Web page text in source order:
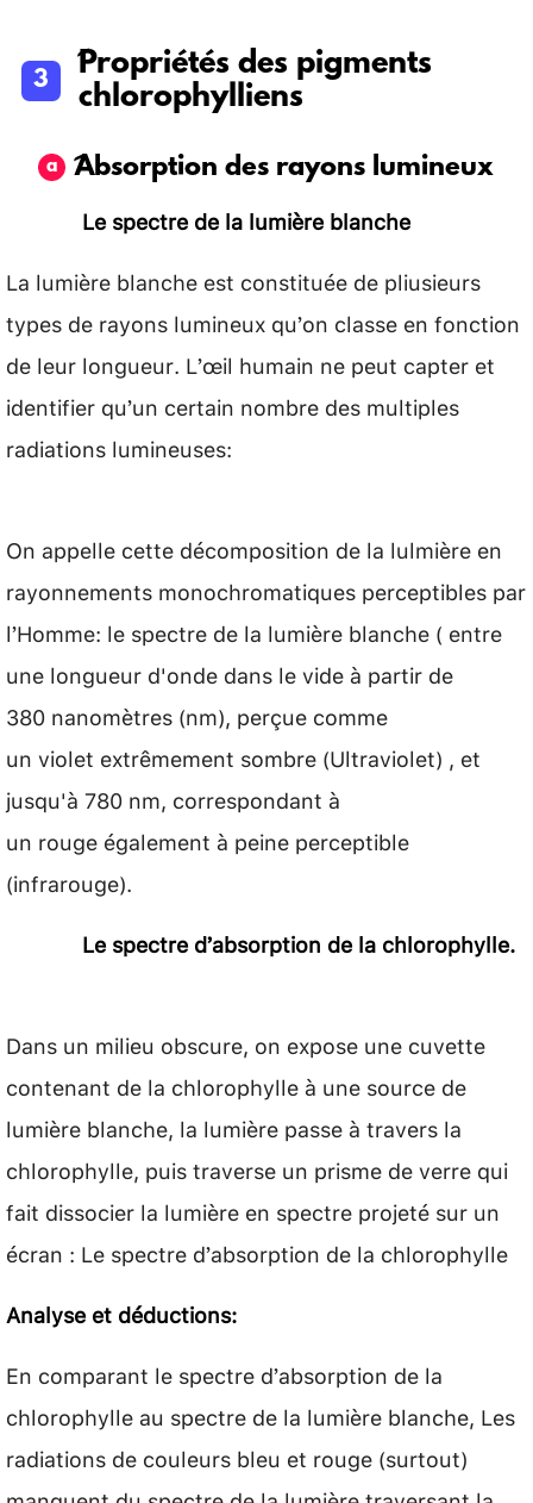
Propriétés des pigments
chlorophylliens
Absorption des rayons lumineux
Le spectre de la lumière blanche
La lumière blanche est constituée de pliusieurs
types de rayons lumineux qu’on classe en fonction
de leur longueur. L’œil humain ne peut capter et
identifier qu’un certain nombre des multiples
radiations lumineuses:
On appelle cette décomposition de la lulmière en
rayonnements monochromatiques perceptibles par
l’Homme: le spectre de la lumière blanche ( entre
une longueur d'onde dans le vide à partir de
380 nanomètres (nm), perçue comme
un violet extrêmement sombre (Ultraviolet) , et
jusqu'à 780 nm, correspondant à
un rouge également à peine perceptible
(infrarouge).
Le spectre d’absorption de la chlorophylle.
Dans un milieu obscure, on expose une cuvette
contenant de la chlorophylle à une source de
lumière blanche, la lumière passe à travers la
chlorophylle, puis traverse un prisme de verre qui
fait dissocier la lumière en spectre projeté sur un
écran : Le spectre d’absorption de la chlorophylle
Analyse et déductions:
En comparant le spectre d’absorption de la
chlorophylle au spectre de la lumière blanche, Les
radiations de couleurs bleu et rouge (surtout)